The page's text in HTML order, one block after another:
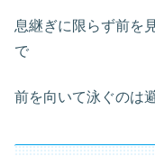
息継ぎに限らず前を
で
前を向いて泳ぐのは